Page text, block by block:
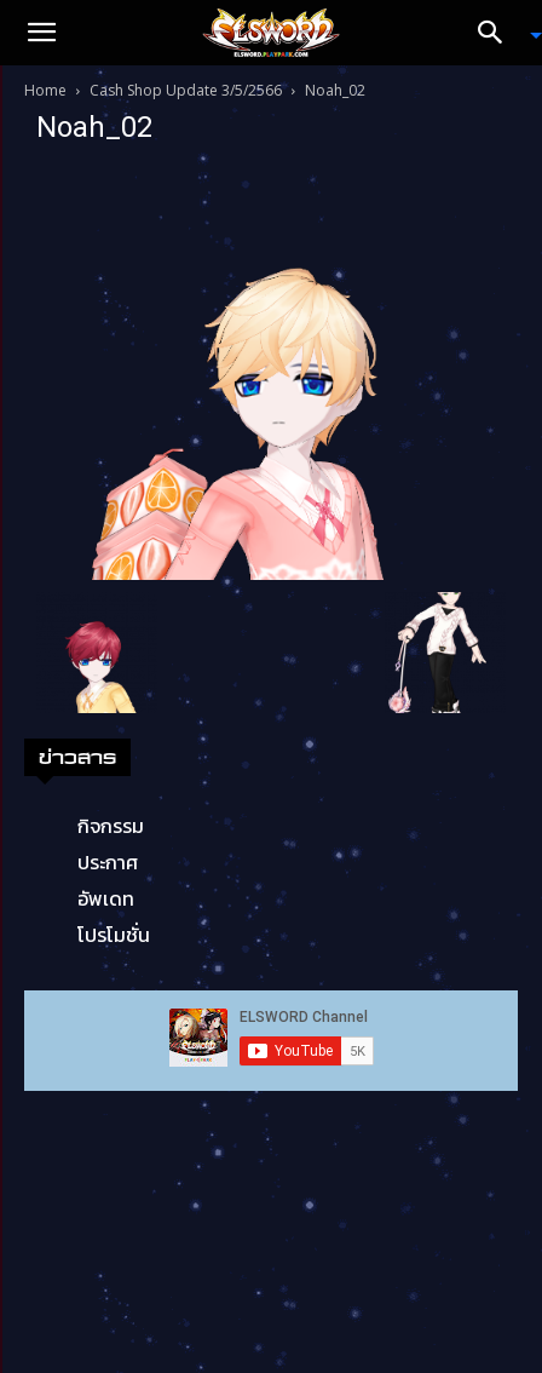
Home Cash Shop Update 3/5/2566 Noah_02
Noah_02
ข่าวสาร
กิจกรรม
ประกาศ
อัพเดท
โปรโมชั่น